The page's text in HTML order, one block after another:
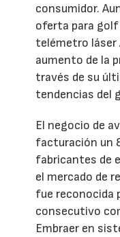
consumidor.
oferta para
telémetro láser
aumento de la
través de su
tendencias del
El negocio de
facturación un
fabricantes de
el mercado de
fue reconocida
consecutivo
Embraer en